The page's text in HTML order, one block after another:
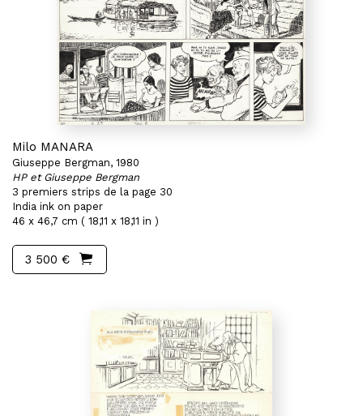
Milo MANARA
Giuseppe Bergman, 1980
HP et Giuseppe Bergman
3 premiers strips de la page 30
India ink on paper
46 x 46,7 cm ( 18,11 x 18,11 in )
3 500 €